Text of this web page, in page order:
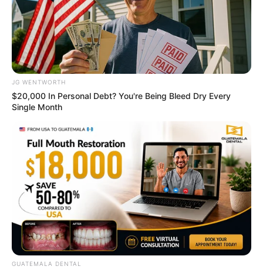
แนะนำ
ดูดวง
ดูเพิ่มเติม
ดูดวง
เบอร์โทร คน Keep look เป๊ะทุกมุมดูดี
ทุกองศา คุณล่ะมีเลขคู่นี้ไหม
JG WENTWORTH
$20,000 In Personal Debt? You're Being Bleed Dry Every
Single Month
GUATEMALA DENTAL